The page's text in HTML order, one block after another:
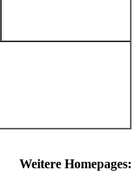
Weitere Homepages: